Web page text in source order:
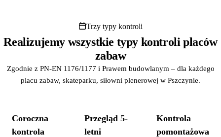
Trzy typy kontroli
Realizujemy wszystkie typy kontroli placów
zabaw
Zgodnie z PN-EN 1176/1177 i Prawem budowlanym – dla każdego
placu zabaw, skateparku, siłowni plenerowej w Pszczynie.
Coroczna
kontrola
Przegląd 5-
letni
Kontrola
pomontażowa